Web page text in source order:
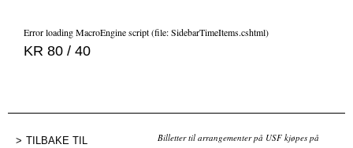
Error loading MacroEngine script (file: SidebarTimeItems.cshtml)
KR 80 / 40
TILBAKE TIL
Billetter til arrangementer på USF kjøpes på